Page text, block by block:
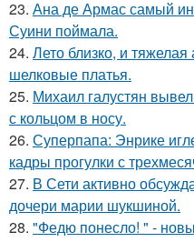
23. Ана де Армас самый
Суини поймала.
24. Лето близко, и
шелковые платья.
25. Михаил галустян
с кольцом в носу.
26. Суперпапа: Энрике
кадры прогулки с
27. В Сети активно
дочери марии шукшиной.
28. "Федю понесло! " -